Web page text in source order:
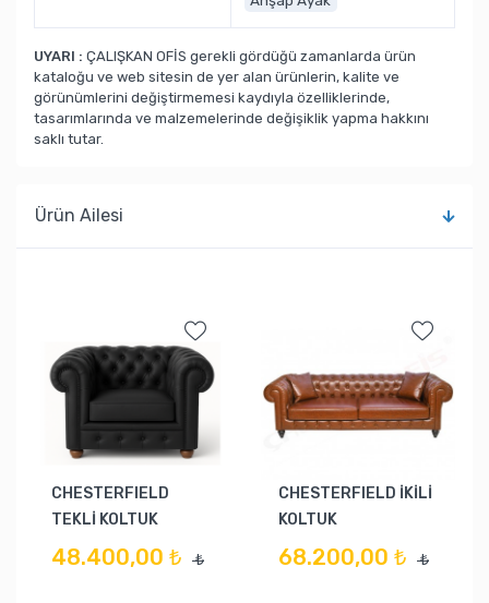
UYARI : ÇALIŞKAN OFİS gerekli gördüğü zamanlarda ürün
kataloğu ve web sitesin de yer alan ürünlerin, kalite ve
görünümlerini değiştirmemesi kaydıyla özelliklerinde,
tasarımlarında ve malzemelerinde değişiklik yapma hakkını
saklı tutar.
Ürün Ailesi
CHESTERFIELD
TEKLİ KOLTUK
48.400,00 ₺ ₺
CHESTERFIELD İKİLİ
KOLTUK
68.200,00 ₺ ₺